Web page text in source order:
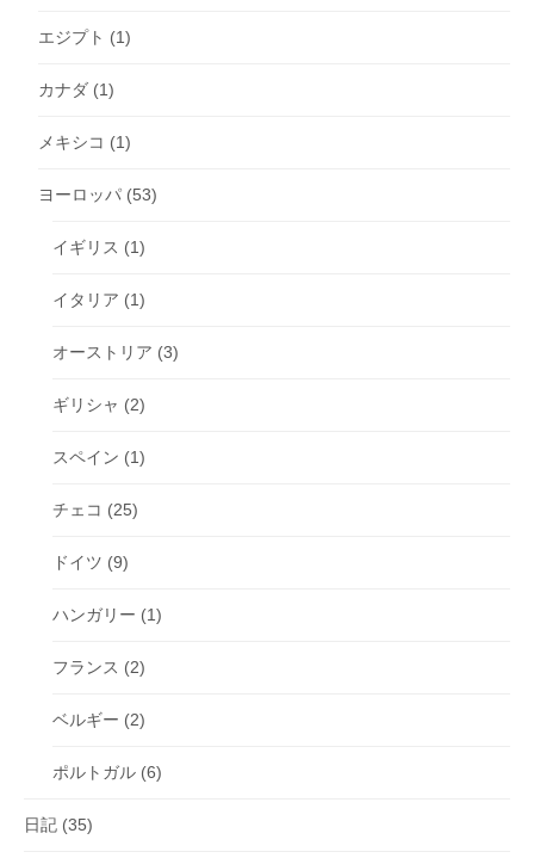
エジプト (1)
カナダ (1)
メキシコ (1)
ヨーロッパ (53)
イギリス (1)
イタリア (1)
オーストリア (3)
ギリシャ (2)
スペイン (1)
チェコ (25)
ドイツ (9)
ハンガリー (1)
フランス (2)
ベルギー (2)
ポルトガル (6)
日記 (35)